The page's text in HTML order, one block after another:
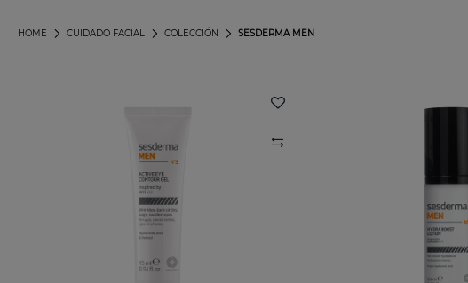
SESDERMA MEN
COLECCIÓN
CUIDADO FACIAL
HOME